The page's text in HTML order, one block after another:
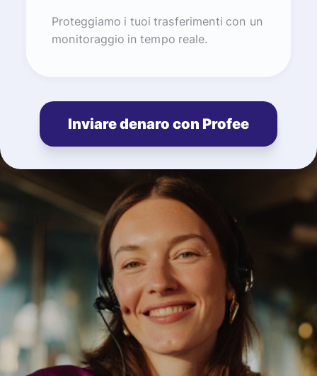
Proteggiamo i tuoi trasferimenti con un
monitoraggio in tempo reale.
Inviare denaro con Profee